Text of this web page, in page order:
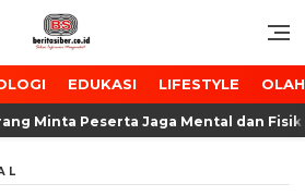
BeritaSiber.co.id
Tanggap Dan Akurat
EDUKASI LIFESTYLE
Minta Peserta Jaga Mental dan Fisik